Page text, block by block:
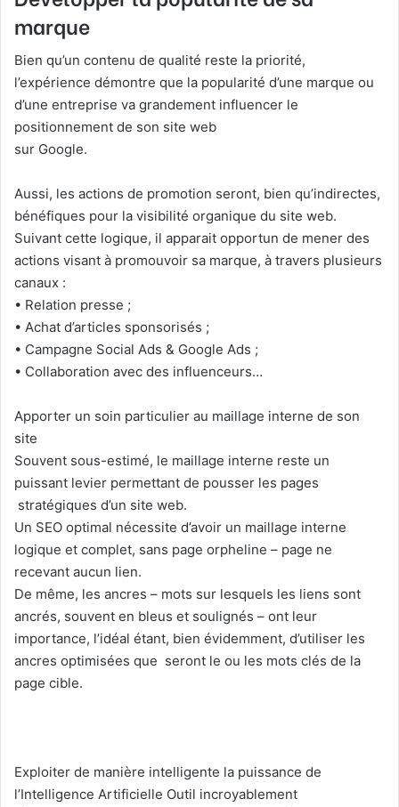
marque
Bien qu’un contenu de qualité reste la priorité,
l’expérience démontre que la popularité d’une marque ou
d’une entreprise va grandement influencer le
positionnement de son site web
sur Google.
Aussi, les actions de promotion seront, bien qu’indirectes,
bénéfiques pour la visibilité organique du site web.
Suivant cette logique, il apparait opportun de mener des
actions visant à promouvoir sa marque, à travers plusieurs
canaux :
• Relation presse ;
• Achat d’articles sponsorisés ;
• Campagne Social Ads & Google Ads ;
• Collaboration avec des influenceurs…
Apporter un soin particulier au maillage interne de son
site
Souvent sous-estimé, le maillage interne reste un
puissant levier permettant de pousser les pages
stratégiques d’un site web.
Un SEO optimal nécessite d’avoir un maillage interne
logique et complet, sans page orpheline – page ne
recevant aucun lien.
De même, les ancres – mots sur lesquels les liens sont
ancrés, souvent en bleus et soulignés – ont leur
importance, l’idéal étant, bien évidemment, d’utiliser les
ancres optimisées que seront le ou les mots clés de la
page cible.
Exploiter de manière intelligente la puissance de
l’Intelligence Artificielle Outil incroyablement